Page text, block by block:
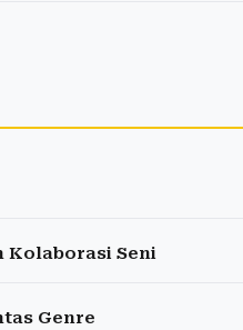
Kolaborasi Seni
Genre